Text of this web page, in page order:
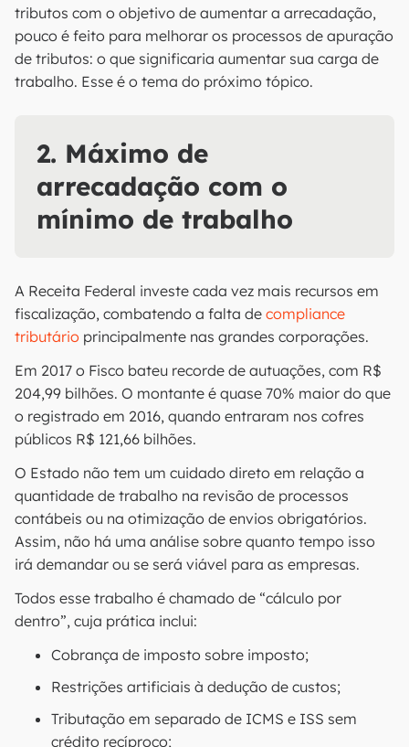
tributos com o objetivo de aumentar a arrecadação,
pouco é feito para melhorar os processos de apuração
de tributos: o que significaria aumentar sua carga de
trabalho. Esse é o tema do próximo tópico.
2. Máximo de
arrecadação com o
mínimo de trabalho
A Receita Federal investe cada vez mais recursos em
fiscalização, combatendo a falta de compliance
tributário principalmente nas grandes corporações.
Em 2017 o Fisco bateu recorde de autuações, com R$
204,99 bilhões. O montante é quase 70% maior do que
o registrado em 2016, quando entraram nos cofres
públicos R$ 121,66 bilhões.
O Estado não tem um cuidado direto em relação a
quantidade de trabalho na revisão de processos
contábeis ou na otimização de envios obrigatórios.
Assim, não há uma análise sobre quanto tempo isso
irá demandar ou se será viável para as empresas.
Todos esse trabalho é chamado de “cálculo por
dentro”, cuja prática inclui:
Cobrança de imposto sobre imposto;
Restrições artificiais à dedução de custos;
Tributação em separado de ICMS e ISS sem
crédito recíproco;